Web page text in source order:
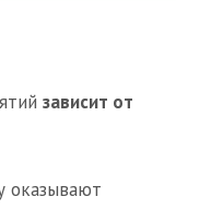
зависит от
оказывают